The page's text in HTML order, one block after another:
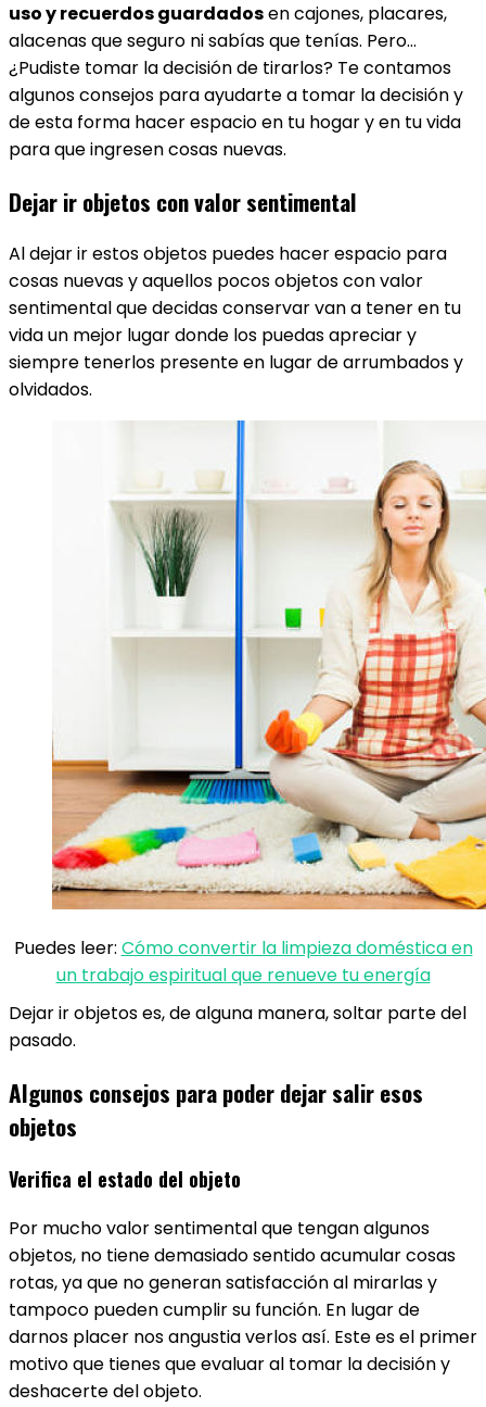
uso y recuerdos guardadosen cajones, placares,
alacenas que seguro ni sabías que tenías. Pero…
¿Pudiste tomar la decisión de tirarlos? Te contamos
algunos consejos para ayudarte a tomar la decisión y
de esta forma hacer espacio en tu hogar y en tu vida
para que ingresen cosas nuevas.
Dejar ir objetos con valor sentimental
Al dejar ir estos objetos puedes hacer espacio para
cosas nuevas y aquellos pocos objetos con valor
sentimental que decidas conservar van a tener en tu
vida un mejor lugar donde los puedas apreciar y
siempre tenerlos presente en lugar de arrumbados y
olvidados.
Puedes leer: Cómo convertir la limpieza doméstica en
un trabajo espiritual que renueve tu energía
Dejar ir objetos es, de alguna manera, soltar parte del
pasado.
Algunos consejos para poder dejar salir esos
objetos
Verifica el estado del objeto
Por mucho valor sentimental que tengan algunos
objetos, no tiene demasiado sentido acumular cosas
rotas, ya que no generan satisfacción al mirarlas y
tampoco pueden cumplir su función. En lugar de
darnos placer nos angustia verlos así. Este es el primer
motivo que tienes que evaluar al tomar la decisión y
deshacerte del objeto.